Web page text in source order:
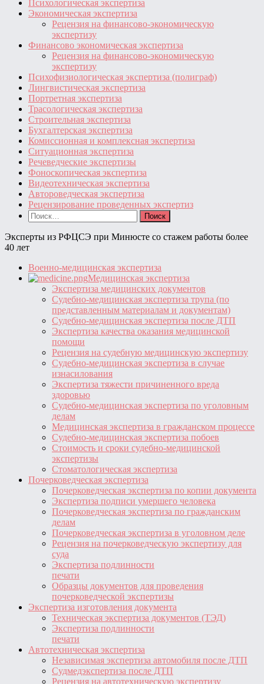
Психологическая экспертиза
Экономическая экспертиза
Рецензия на финансово-экономическую
экспертизу
Финансово экономическая экспертиза
Рецензия на финансово-экономическую
экспертизу
Психофизиологическая экспертиза (полиграф)
Лингвистическая экспертиза
Портретная экспертиза
Трасологическая экспертиза
Строительная экспертиза
Бухгалтерская экспертиза
Комиссионная и комплексная экспертиза
Ситуационная экспертиза
Речеведческие экспертизы
Фоноскопическая экспертиза
Видеотехническая экспертиза
Автороведческая экспертиза
Рецензирование проведенных экспертиз
Найти:
Эксперты из РФЦСЭ при Минюсте со стажем работы более
40 лет
Военно-медицинская экспертиза
Медицинская экспертиза
Экспертиза медицинских документов
Судебно-медицинская экспертиза трупа (по
представленным материалам и документам)
Судебно-медицинская экспертиза после ДТП
Экспертиза качества оказания медицинской
помощи
Рецензия на судебную медицинскую экспертизу
Судебно-медицинская экспертиза в случае
изнасилования
Экспертиза тяжести причиненного вреда
здоровью
Судебно-медицинская экспертиза по уголовным
делам
Медицинская экспертиза в гражданском процессе
Судебно-медицинская экспертиза побоев
Стоимость и сроки судебно-медицинской
экспертизы
Стоматологическая экспертиза
Почерковедческая экспертиза
Почерковедческая экспертиза по копии документа
Экспертиза подписи умершего человека
Почерковедческая экспертиза по гражданским
делам
Почерковедческая экспертиза в уголовном деле
Рецензия на почерковедческую экспертизу для
суда
Экспертиза подлинности
печати
Образцы документов для проведения
почерковедческой экспертизы
Экспертиза изготовления документа
Техническая экспертиза документов (ТЭД)
Экспертиза подлинности
печати
Автотехническая экспертиза
Независимая экспертиза автомобиля после ДТП
Судмедэкспертиза после ДТП
Рецензия на автотехническую экспертизу